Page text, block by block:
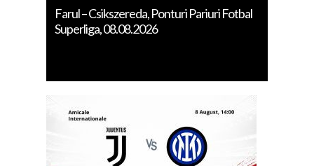
Farul – Csikszereda, Ponturi Pariuri Fotbal
Superliga, 08.08.2026